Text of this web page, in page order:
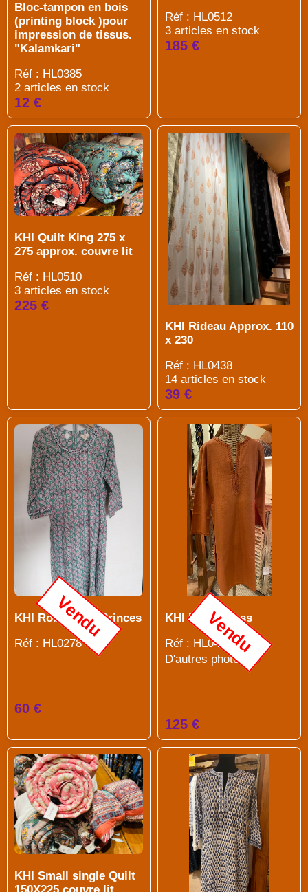
Bloc-tampon en bois
(printing block )pour
impression de tissus.
"Kalamkari"
Réf : HL0385
2 articles en stock
12 €
Réf : HL0512
3 articles en stock
185 €
KHI Quilt King 275 x
275 approx. couvre lit
Réf : HL0510
3 articles en stock
225 €
KHI Rideau Approx. 110
x 230
Réf : HL0438
14 articles en stock
39 €
KHI Robe Naila Princes
Réf : HL0278
Vendu
60 €
KHI Rumi Dress
Réf : HL0442
D'autres photos
Vendu
125 €
KHI Small single Quilt